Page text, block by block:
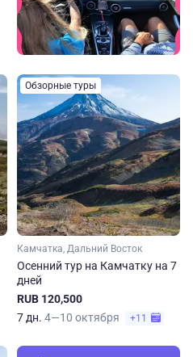
Обзорные туры
Камчатка, Дальний Восток
Осенний тур на Камчатку на 7
дней
RUB 120,500
7 дн. 4—10 октября +11